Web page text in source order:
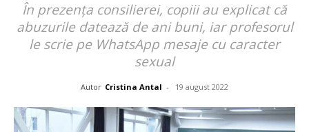
În prezența consilierei, copiii au explicat că
abuzurile datează de ani buni, iar profesorul
le scrie pe WhatsApp mesaje cu caracter
sexual
Autor Cristina Antal - 19 august 2022